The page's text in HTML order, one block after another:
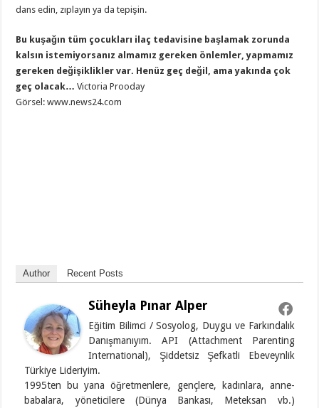
dans edin, zıplayın ya da tepişin.
Bu kuşağın tüm çocukları ilaç tedavisine başlamak zorunda
kalsın istemiyorsanız almamız gereken önlemler, yapmamız
gereken değişiklikler var. Henüz geç değil, ama yakında çok
geç olacak… Victoria Prooday
Görsel: www.news24.com
Author Recent Posts
Süheyla Pınar Alper
Eğitim Bilimci / Sosyolog, Duygu ve Farkındalık
Danışmanıyım. API (Attachment Parenting
International), Şiddetsiz Şefkatli Ebeveynlik
Türkiye Lideriyim.
1995ten bu yana öğretmenlere, gençlere, kadınlara, anne-
babalara, yöneticilere (Dünya Bankası, Meteksan vb.)